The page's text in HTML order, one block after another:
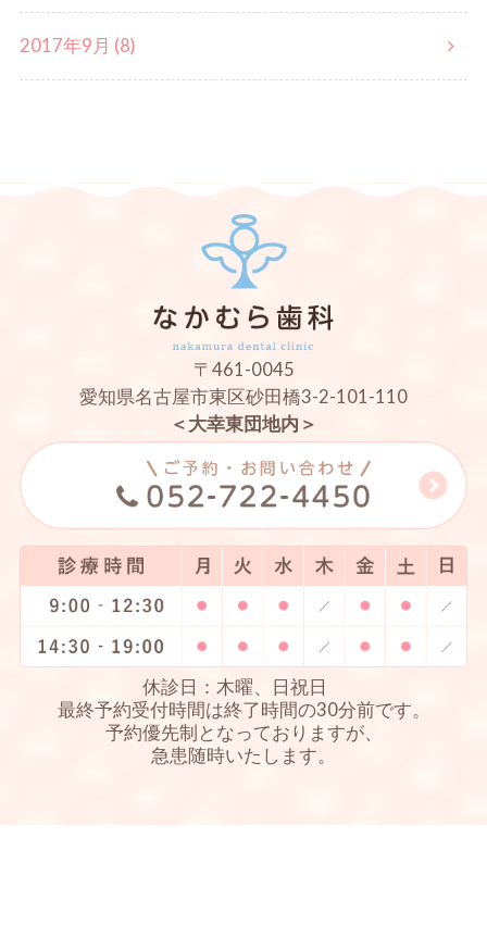
2017年9月 (8)
〒461-0045
愛知県名古屋市東区砂田橋3-2-101-110
＜大幸東団地内＞
休診日：木曜、日祝日
最終予約受付時間は終了時間の30分前です。
予約優先制となっておりますが、
急患随時いたします。